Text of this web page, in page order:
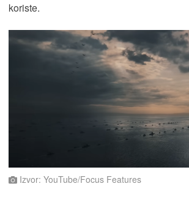
koriste.
Izvor: YouTube/Focus Features